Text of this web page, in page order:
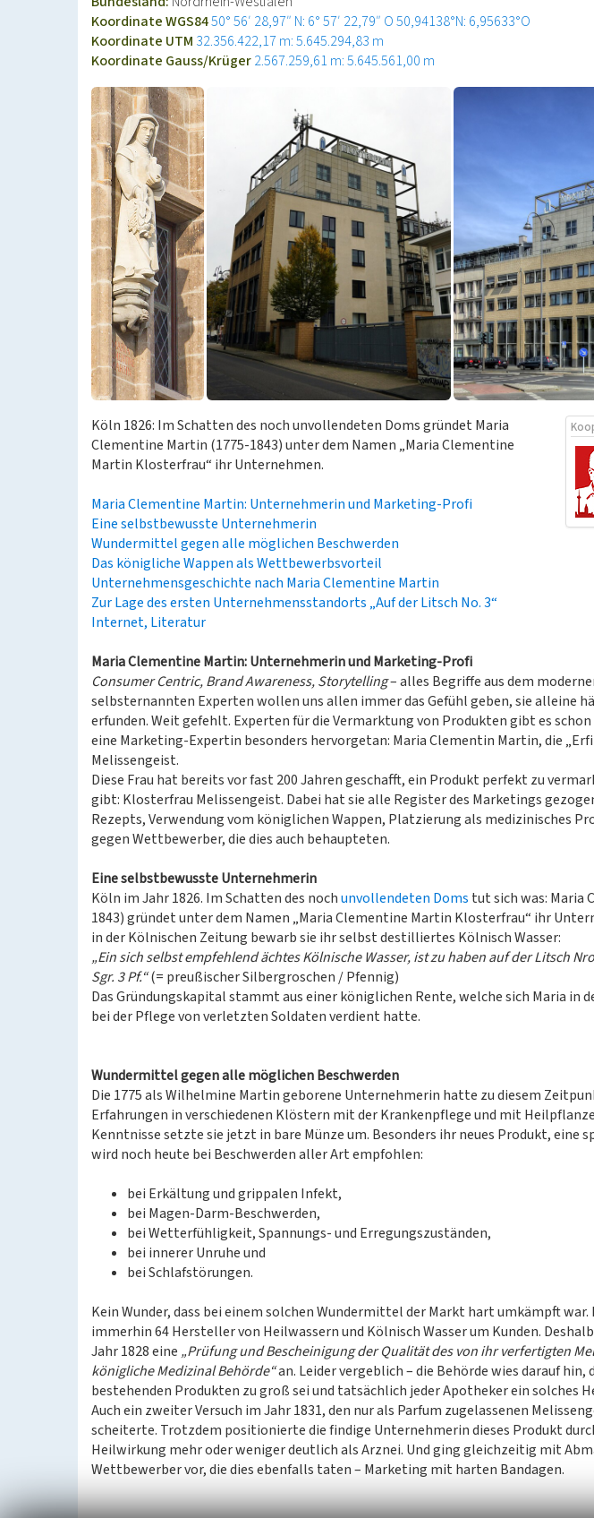
Koordinate WGS8450° 56′ 28,97″ N: 6° 57′ 22,79″ O50,94138°N: 6,95633°O
Koordinate UTM 32.356.422,17 m: 5.645.294,83 m
Koordinate Gauss/Krüger2.567.259,61 m: 5.645.561,00 m
Köln 1826: Im Schatten des noch unvollendeten Doms gründet Maria
Clementine Martin (1775-1843) unter dem Namen „Maria Clementine
Martin Klosterfrau“ ihr Unternehmen.
Maria Clementine Martin: Unternehmerin und Marketing-Profi
Eine selbstbewusste Unternehmerin
Wundermittel gegen alle möglichen Beschwerden
Das königliche Wappen als Wettbewerbsvorteil
Unternehmensgeschichte nach Maria Clementine Martin
Zur Lage des ersten Unternehmensstandorts „Auf der Litsch No. 3“
Internet, Literatur
Maria Clementine Martin: Unternehmerin und Marketing-Profi
Consumer Centric, Brand Awareness, Storytelling– alles Begriffe aus dem
selbsternannten Experten wollen uns allen immer das Gefühl geben, sie alleine
erfunden. Weit gefehlt. Experten für die Vermarktung von Produkten gibt es
eine Marketing-Expertin besonders hervorgetan: Maria Clementin Martin, die
Melissengeist.
Diese Frau hat bereits vor fast 200 Jahren geschafft, ein Produkt perfekt zu
gibt: Klosterfrau Melissengeist. Dabei hat sie alle Register des Marketings
Rezepts, Verwendung vom königlichen Wappen, Platzierung als medizinisches
gegen Wettbewerber, die dies auch behaupteten.
Eine selbstbewusste Unternehmerin
Köln im Jahr 1826. Im Schatten des nochunvollendeten Doms tut sich was: Maria
1843) gründet unter dem Namen „Maria Clementine Martin Klosterfrau“ ihr
in der Kölnischen Zeitung bewarb sie ihr selbst destilliertes Kölnisch Wasser:
„Ein sich selbst empfehlend ächtes Kölnische Wasser, ist zu haben auf der Litsch
Sgr. 3 Pf.“(= preußischer Silbergroschen / Pfennig)
Das Gründungskapital stammt aus einer königlichen Rente, welche sich Maria in
bei der Pflege von verletzten Soldaten verdient hatte.
Wundermittel gegen alle möglichen Beschwerden
Die 1775 als Wilhelmine Martin geborene Unternehmerin hatte zu diesem
Erfahrungen in verschiedenen Klöstern mit der Krankenpflege und mit
Kenntnisse setzte sie jetzt in bare Münze um. Besonders ihr neues Produkt, eine
wird noch heute bei Beschwerden aller Art empfohlen:
bei Erkältung und grippalen Infekt,
bei Magen-Darm-Beschwerden,
bei Wetterfühligkeit, Spannungs- und Erregungszuständen,
bei innerer Unruhe und
bei Schlafstörungen.
Kein Wunder, dass bei einem solchen Wundermittel der Markt hart umkämpft
immerhin 64 Hersteller von Heilwassern und Kölnisch Wasser um Kunden.
Jahr 1828 eine „Prüfung und Bescheinigung der Qualität des von ihr verfertigten
königliche Medizinal Behörde“an. Leider vergeblich – die Behörde wies darauf
bestehenden Produkten zu groß sei und tatsächlich jeder Apotheker ein solches
Auch ein zweiter Versuch im Jahr 1831, den nur als Parfum zugelassenen
scheiterte. Trotzdem positionierte die findige Unternehmerin dieses Produkt
Heilwirkung mehr oder weniger deutlich als Arznei. Und ging gleichzeitig mit
Wettbewerber vor, die dies ebenfalls taten – Marketing mit harten Bandagen.